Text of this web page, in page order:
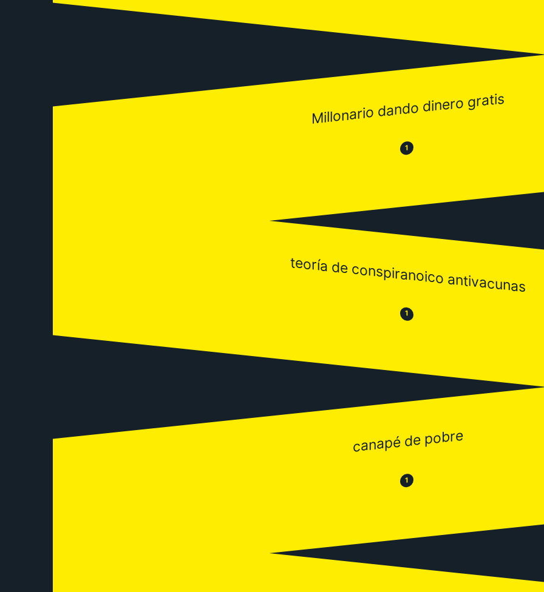
Millonario dando dinero gratis
😒 1 😂
teoría de conspiranoico antivacunas
😒 1 😂
canapé de pobre
😒 1 😂